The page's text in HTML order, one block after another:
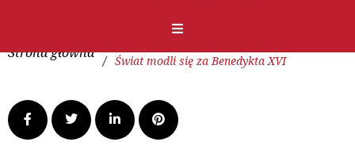
Strona główna / Świat modli się za Benedykta XVI